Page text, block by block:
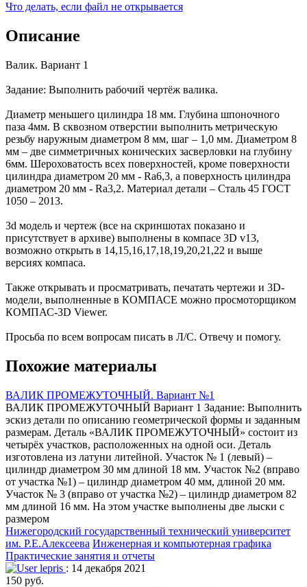
Что делать, если файл не открывается
Описание
Валик. Вариант 1
Задание: Выполнить рабочий чертёж валика.
Диаметр меньшего цилиндра 18 мм. Глубина шпоночного
паза 4мм. В сквозном отверстии выполнить метрическую
резьбу наружным диаметром 8 мм, шаг – 1,0 мм. Диаметром 8
мм – две симметричных конических засверловки на глубину
6мм. Шероховатость всех поверхностей, кроме поверхности
цилиндра диаметром 20 мм - Ra6,3, а поверхность цилиндра
диаметром 20 мм - Ra3,2. Материал детали – Сталь 45 ГОСТ
1050 – 2013.
3d модель и чертеж (все на скриншотах показано и
присутствует в архиве) выполнены в компасе 3D v13,
возможно открыть в 14,15,16,17,18,19,20,21,22 и выше
версиях компаса.
Также открывать и просматривать, печатать чертежи и 3D-
модели, выполненные в КОМПАСЕ можно просмоторщиком
КОМПАС-3D Viewer.
Просьба по всем вопросам писать в Л/С. Отвечу и помогу.
Похожие материалы
ВАЛИК ПРОМЕЖУТОЧНЫЙ. Вариант №1
ВАЛИК ПРОМЕЖУТОЧНЫЙ Вариант 1 Задание: Выполнить
эскиз детали по описанию геометрической формы и заданным
размерам. Деталь «ВАЛИК ПРОМЕЖУТОЧНЫЙ» состоит из
четырёх участков, расположенных на одной оси. Деталь
изготовлена из латуни литейной. Участок № 1 (левый) –
цилиндр диаметром 30 мм длиной 18 мм. Участок №2 (вправо
от участка №1) – цилиндр диаметром 40 мм, длиной 20 мм.
Участок № 3 (вправо от участка №2) – цилиндр диаметром 82
мм длиной 16 мм. На этом участке выполнены две лыски с
размером
Нижегородский государственный технический университет
им. Р.Е.Алексеева Инженерная и компьютерная графика
Практические занятия и отчеты
lepris : 14 декабря 2021
150 руб.